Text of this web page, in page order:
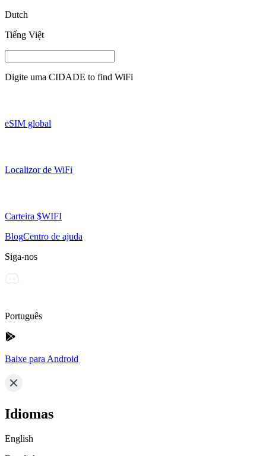
Dutch
Tiếng Việt
Digite uma CIDADE to find WiFi
eSIM global
Localizor de WiFi
Carteira $WIFI
BlogCentro de ajuda
Siga-nos
Português
Baixe para Android
Idiomas
English